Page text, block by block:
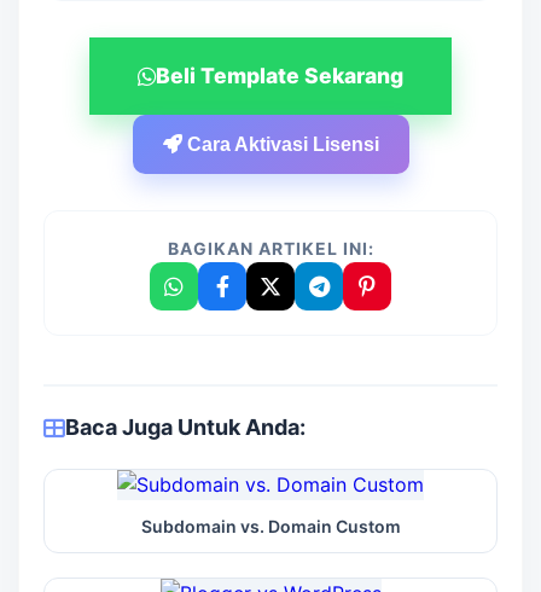
Beli Template Sekarang
Cara Aktivasi Lisensi
BAGIKAN ARTIKEL INI:
Baca Juga Untuk Anda:
Subdomain vs. Domain Custom